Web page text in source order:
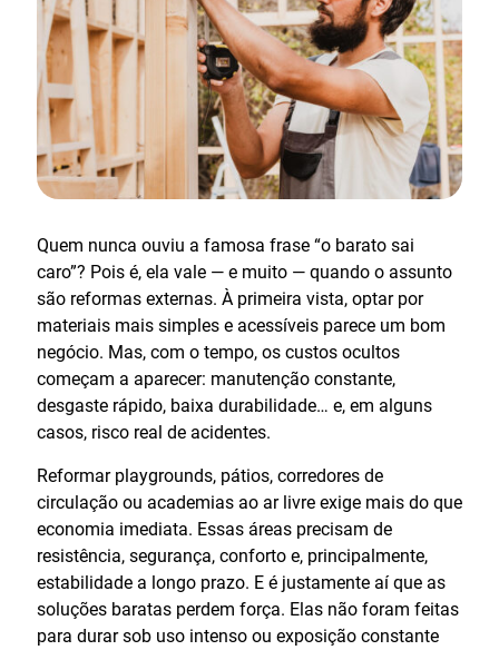
Quem nunca ouviu a famosa frase “o barato sai
caro”? Pois é, ela vale — e muito — quando o assunto
são reformas externas. À primeira vista, optar por
materiais mais simples e acessíveis parece um bom
negócio. Mas, com o tempo, os custos ocultos
começam a aparecer: manutenção constante,
desgaste rápido, baixa durabilidade… e, em alguns
casos, risco real de acidentes.
Reformar playgrounds, pátios, corredores de
circulação ou academias ao ar livre exige mais do que
economia imediata. Essas áreas precisam de
resistência, segurança, conforto e, principalmente,
estabilidade a longo prazo. E é justamente aí que as
soluções baratas perdem força. Elas não foram feitas
para durar sob uso intenso ou exposição constante